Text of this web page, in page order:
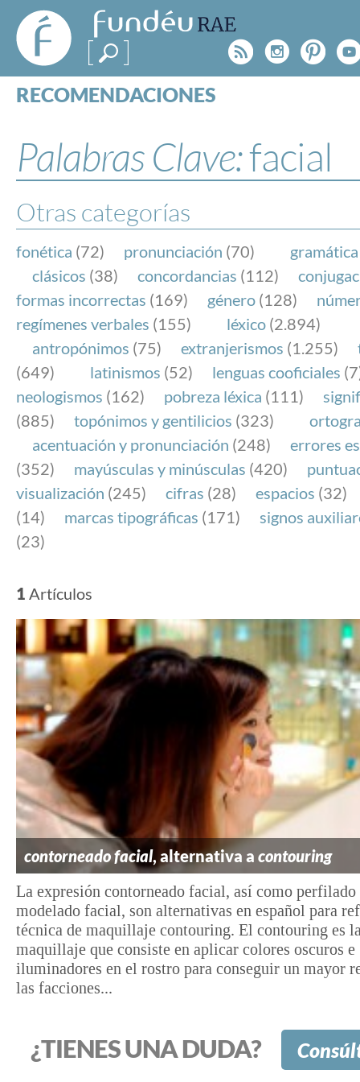
FundéuRAE
- Fundación
del Español
Urgente
Rss
RECOMENDACIONES
ESPECIALES
BLOG
NOTICIAS
SOBRE LA FUNDÉURAE
FundéuRAE es una fundación patrocinada por la
y la Real Academia Española, cuyo objetivo es
el buen uso del español en los medios de
Internet.
Palabras Clave:facial
Otras categorías
fonética (72) pronunciación (70) gramática
clásicos (38) concordancias (112)
formas incorrectas (169) género (128)
regímenes verbales (155) léxico (2.894)
antropónimos (75) extranjerismos (1.255)
(649)
latinismos (52) lenguas cooficiales
neologismos (162) pobreza léxica (111)
(885)
topónimos y gentilicios (323)
acentuación y pronunciación (248)
errores
(352)
mayúsculas y minúsculas (420)
visualización (245) cifras (28) espacios (32)
(14)
marcas tipográficas (171)
signos
(23)
1 Artículos
contorneado facial, alternativa a contouring
La expresión contorneado facial, así como perfilado
modelado facial, son alternativas en español para
técnica de maquillaje contouring. El contouring es
maquillaje que consiste en aplicar colores oscuros e
iluminadores en el rostro para conseguir un mayor
las facciones...
¿TIENES UNA DUDA?